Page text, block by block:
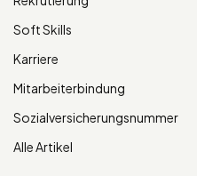
Soft Skills
Karriere
Mitarbeiterbindung
Sozialversicherungsnummer
Alle Artikel